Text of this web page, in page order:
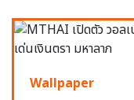
Wallpaper